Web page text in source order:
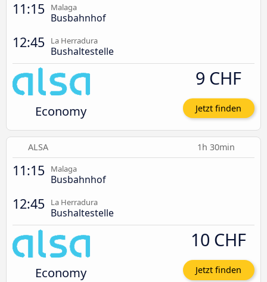
11:15 Malaga
Busbahnhof
12:45 La Herradura
Bushaltestelle
Economy
9 CHF
Jetzt finden
ALSA 1h 30min
11:15 Malaga
Busbahnhof
12:45 La Herradura
Bushaltestelle
Economy
10 CHF
Jetzt finden